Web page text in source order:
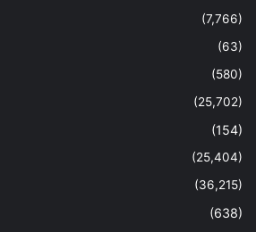
(7,766)
(63)
(580)
(25,702)
(154)
(25,404)
(36,215)
(638)